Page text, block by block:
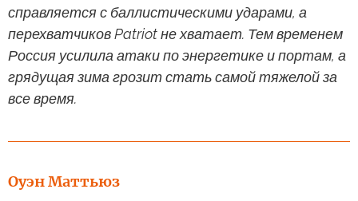
справляется с баллистическими ударами, а
перехватчиков Patriot не хватает. Тем временем
Россия усилила атаки по энергетике и портам, а
грядущая зима грозит стать самой тяжелой за
все время.
Оуэн Маттьюз